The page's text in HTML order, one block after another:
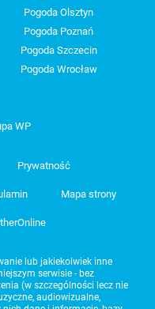
Pogoda Olsztyn
Pogoda Poznań
Pogoda Szczecin
Pogoda Wrocław
WP
Prywatność
Mapa strony
lub jakiekolwiek inne
serwisie - bez
(w szczególności lecz nie
audiowizualne,